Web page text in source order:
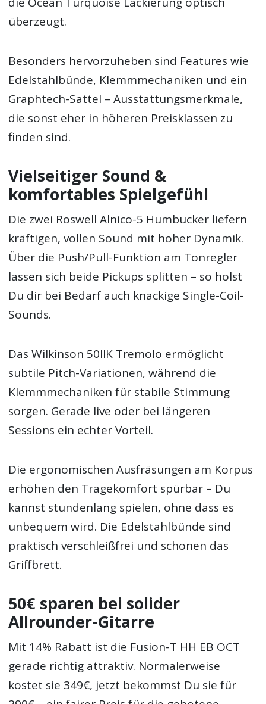
überzeugt.
Besonders hervorzuheben sind Features wie
Edelstahlbünde, Klemmmechaniken und ein
Graphtech-Sattel – Ausstattungsmerkmale,
die sonst eher in höheren Preisklassen zu
finden sind.
Vielseitiger Sound &
komfortables Spielgefühl
Die zwei Roswell Alnico-5 Humbucker liefern
kräftigen, vollen Sound mit hoher Dynamik.
Über die Push/Pull-Funktion am Tonregler
lassen sich beide Pickups splitten – so holst
Du dir bei Bedarf auch knackige Single-Coil-
Sounds.
Das Wilkinson 50IIK Tremolo ermöglicht
subtile Pitch-Variationen, während die
Klemmmechaniken für stabile Stimmung
sorgen. Gerade live oder bei längeren
Sessions ein echter Vorteil.
Die ergonomischen Ausfräsungen am Korpus
erhöhen den Tragekomfort spürbar – Du
kannst stundenlang spielen, ohne dass es
unbequem wird. Die Edelstahlbünde sind
praktisch verschleißfrei und schonen das
Griffbrett.
50€ sparen bei solider
Allrounder-Gitarre
Mit 14% Rabatt ist die Fusion-T HH EB OCT
gerade richtig attraktiv. Normalerweise
kostet sie 349€, jetzt bekommst Du sie für